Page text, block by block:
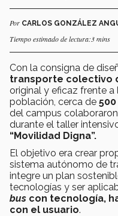
Por CARLOS GONZÁLEZ
Tiempo estimado de lectura:3 mins
Con la consigna de
transporte colectivo
original y eficaz frente a
población, cerca de
del campus
durante el taller
“Movilidad Digna”.
El objetivo era crear
sistema autónomo de
integre un plan
tecnologías y ser
bus con tecnología,
con el usuario.